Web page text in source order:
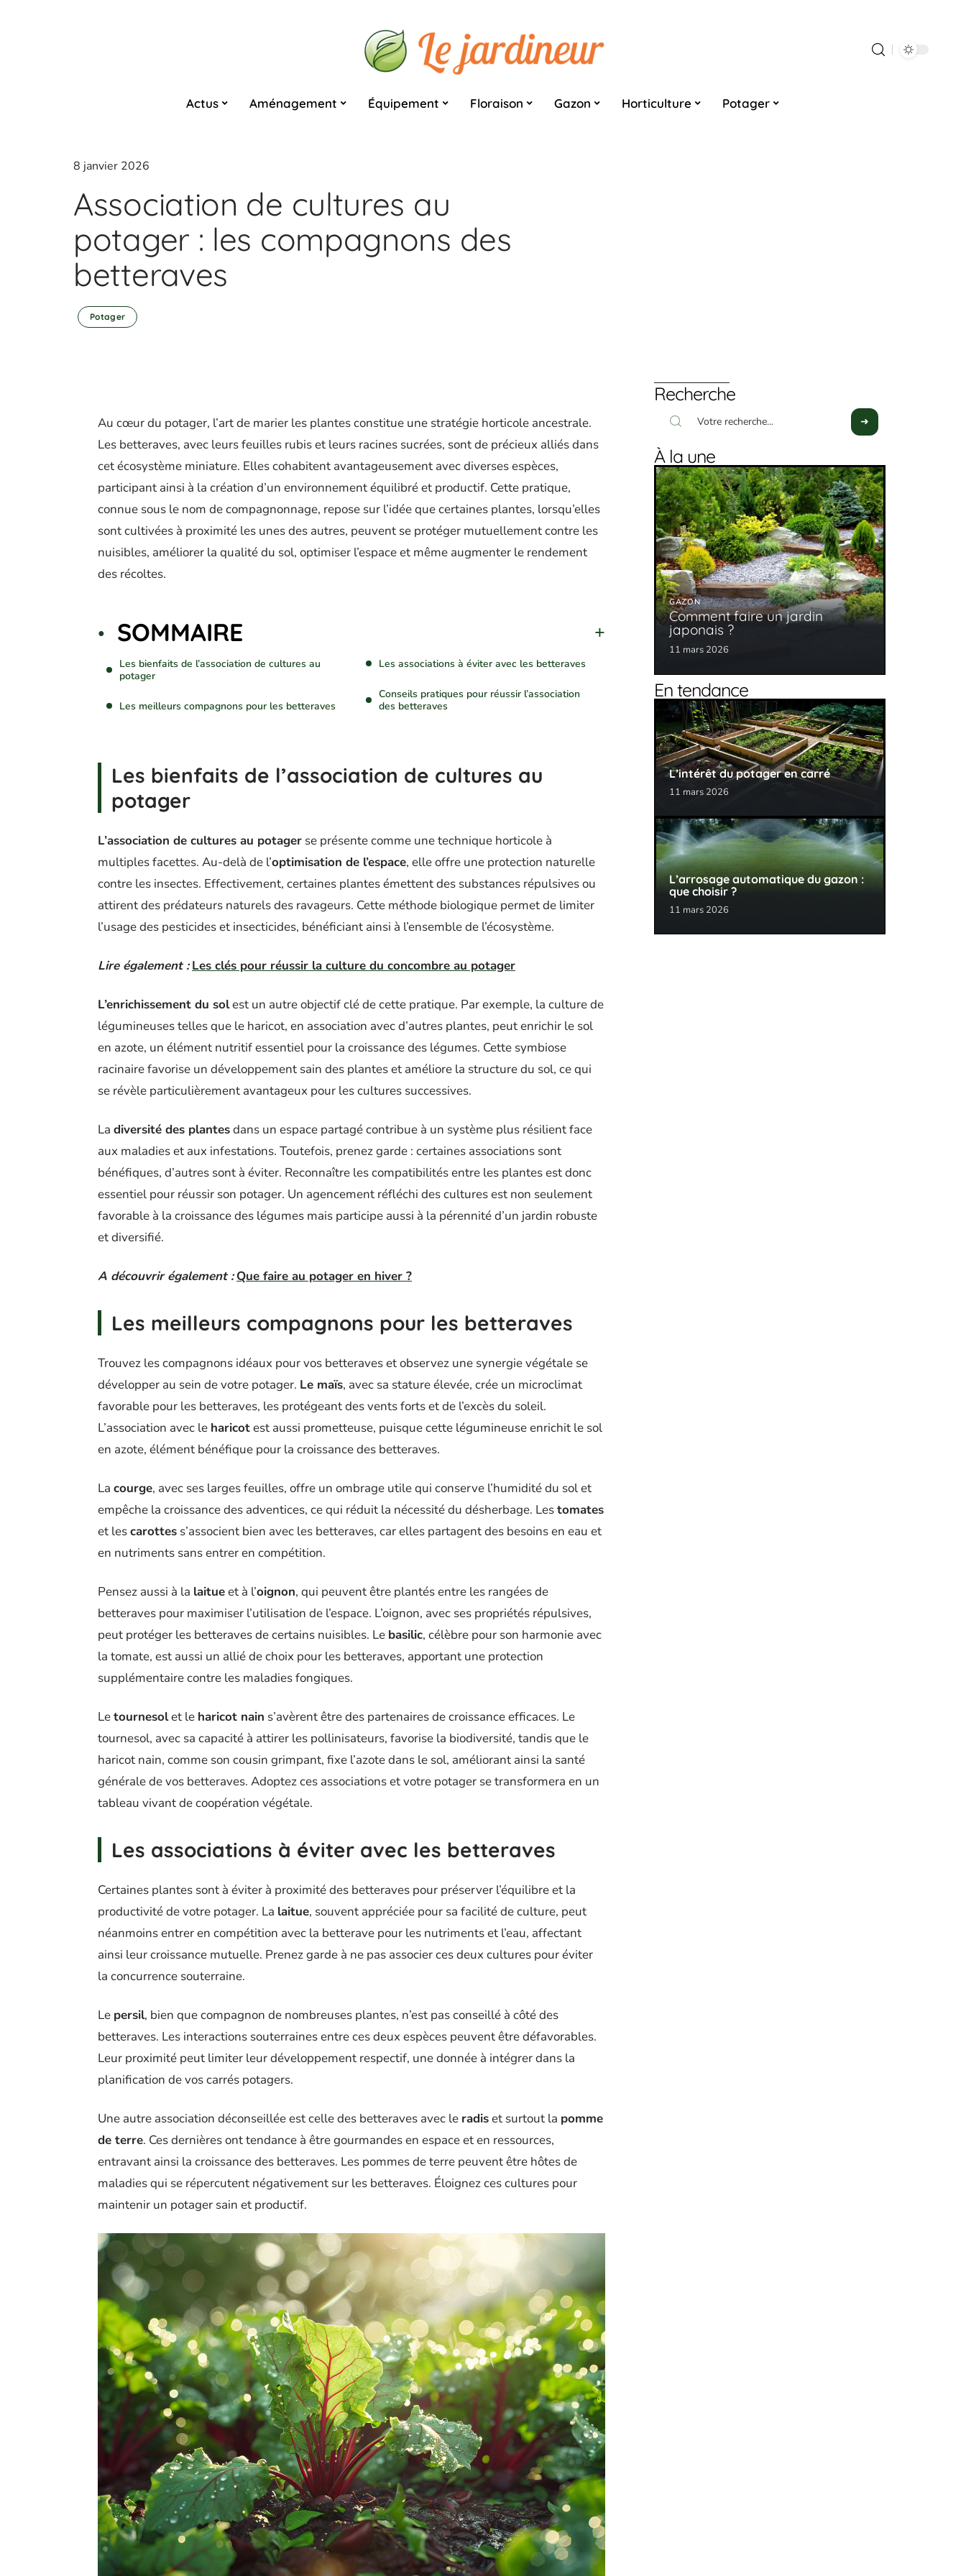
Actus Aménagement Équipement Floraison Gazon Horticulture Potager
8 janvier 2026
Association de cultures au
potager : les compagnons des
betteraves
Potager
Au cœur du potager, l’art de marier les plantes constitue une stratégie horticole ancestrale.
Les betteraves, avec leurs feuilles rubis et leurs racines sucrées, sont de précieux alliés dans
cet écosystème miniature. Elles cohabitent avantageusement avec diverses espèces,
participant ainsi à la création d’un environnement équilibré et productif. Cette pratique,
connue sous le nom de compagnonnage, repose sur l’idée que certaines plantes, lorsqu’elles
sont cultivées à proximité les unes des autres, peuvent se protéger mutuellement contre les
nuisibles, améliorer la qualité du sol, optimiser l’espace et même augmenter le rendement
des récoltes.
SOMMAIRE
Les bienfaits de l’association de cultures au
potager
Les meilleurs compagnons pour les betteraves
Les associations à éviter avec les betteraves
Conseils pratiques pour réussir l’association
des betteraves
Les bienfaits de l’association de cultures au
potager
L’association de cultures au potager se présente comme une technique horticole à
multiples facettes. Au-delà de l’optimisation de l’espace, elle offre une protection naturelle
contre les insectes. Effectivement, certaines plantes émettent des substances répulsives ou
attirent des prédateurs naturels des ravageurs. Cette méthode biologique permet de limiter
l’usage des pesticides et insecticides, bénéficiant ainsi à l’ensemble de l’écosystème.
Lire également : Les clés pour réussir la culture du concombre au potager
L’enrichissement du solest un autre objectif clé de cette pratique. Par exemple, la culture de
légumineuses telles que le haricot, en association avec d’autres plantes, peut enrichir le sol
en azote, un élément nutritif essentiel pour la croissance des légumes. Cette symbiose
racinaire favorise un développement sain des plantes et améliore la structure du sol, ce qui
se révèle particulièrement avantageux pour les cultures successives.
La diversité des plantesdans un espace partagé contribue à un système plus résilient face
aux maladies et aux infestations. Toutefois, prenez garde : certaines associations sont
bénéfiques, d’autres sont à éviter. Reconnaître les compatibilités entre les plantes est donc
essentiel pour réussir son potager. Un agencement réfléchi des cultures est non seulement
favorable à la croissance des légumes mais participe aussi à la pérennité d’un jardin robuste
et diversifié.
A découvrir également : Que faire au potager en hiver ?
Les meilleurs compagnons pour les betteraves
Trouvez les compagnons idéaux pour vos betteraves et observez une synergie végétale se
développer au sein de votre potager. Le maïs, avec sa stature élevée, crée un microclimat
favorable pour les betteraves, les protégeant des vents forts et de l’excès du soleil.
L’association avec le haricotest aussi prometteuse, puisque cette légumineuse enrichit le sol
en azote, élément bénéfique pour la croissance des betteraves.
La courge, avec ses larges feuilles, offre un ombrage utile qui conserve l’humidité du sol et
empêche la croissance des adventices, ce qui réduit la nécessité du désherbage. Lestomates
et lescarottes s’associent bien avec les betteraves, car elles partagent des besoins en eau et
en nutriments sans entrer en compétition.
Pensez aussi à la laitueet à l’oignon, qui peuvent être plantés entre les rangées de
betteraves pour maximiser l’utilisation de l’espace. L’oignon, avec ses propriétés répulsives,
peut protéger les betteraves de certains nuisibles. Le basilic, célèbre pour son harmonie avec
la tomate, est aussi un allié de choix pour les betteraves, apportant une protection
supplémentaire contre les maladies fongiques.
Letournesolet le haricot nain s’avèrent être des partenaires de croissance efficaces. Le
tournesol, avec sa capacité à attirer les pollinisateurs, favorise la biodiversité, tandis que le
haricot nain, comme son cousin grimpant, fixe l’azote dans le sol, améliorant ainsi la santé
générale de vos betteraves. Adoptez ces associations et votre potager se transformera en un
tableau vivant de coopération végétale.
Les associations à éviter avec les betteraves
Certaines plantes sont à éviter à proximité des betteraves pour préserver l’équilibre et la
productivité de votre potager. La laitue, souvent appréciée pour sa facilité de culture, peut
néanmoins entrer en compétition avec la betterave pour les nutriments et l’eau, affectant
ainsi leur croissance mutuelle. Prenez garde à ne pas associer ces deux cultures pour éviter
la concurrence souterraine.
Le persil, bien que compagnon de nombreuses plantes, n’est pas conseillé à côté des
betteraves. Les interactions souterraines entre ces deux espèces peuvent être défavorables.
Leur proximité peut limiter leur développement respectif, une donnée à intégrer dans la
planification de vos carrés potagers.
Une autre association déconseillée est celle des betteraves avec le radiset surtout la pomme
de terre. Ces dernières ont tendance à être gourmandes en espace et en ressources,
entravant ainsi la croissance des betteraves. Les pommes de terre peuvent être hôtes de
maladies qui se répercutent négativement sur les betteraves. Éloignez ces cultures pour
maintenir un potager sain et productif.
Recherche
À la une
GAZON
Comment faire un jardin
japonais ?
11 mars 2026
En tendance
L’intérêt du potager en carré
11 mars 2026
L’arrosage automatique du gazon :
que choisir ?
11 mars 2026